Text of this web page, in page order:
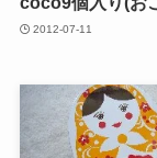
2012-07-11